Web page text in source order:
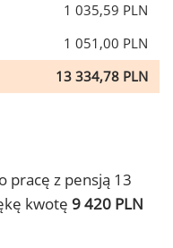
1 035,59 PLN
1 051,00 PLN
13 334,78 PLN
pracę z pensją 13
kwotę 9 420 PLN